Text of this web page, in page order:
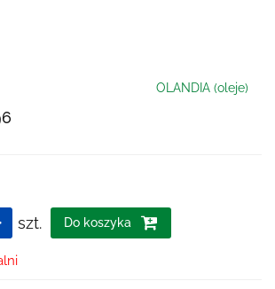
OLANDIA (oleje)
szt. Do koszyka